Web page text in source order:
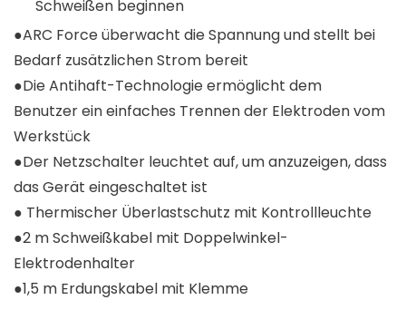
Schweißen beginnen
●ARC Force überwacht die Spannung und stellt bei
Bedarf zusätzlichen Strom bereit
●Die Antihaft-Technologie ermöglicht dem
Benutzer ein einfaches Trennen der Elektroden vom
Werkstück
●Der Netzschalter leuchtet auf, um anzuzeigen, dass
das Gerät eingeschaltet ist
● Thermischer Überlastschutz mit Kontrollleuchte
●2 m Schweißkabel mit Doppelwinkel-
Elektrodenhalter
●1,5 m Erdungskabel mit Klemme